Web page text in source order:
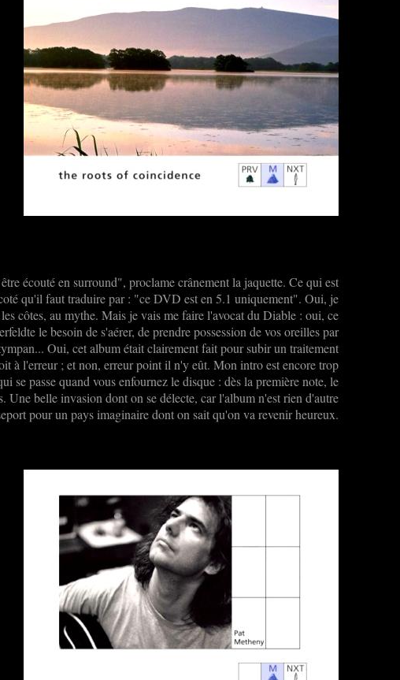
écouté en surround", proclame crânement la jaquette. Ce qui est
qu'il faut traduire par : "ce DVD est en 5.1 uniquement". Oui, je
côtes, au mythe. Mais je vais me faire l'avocat du Diable : oui, ce
le besoin de s'aérer, de prendre possession de vos oreilles par
Oui, cet album était clairement fait pour subir un traitement
à l'erreur ; et non, erreur point il n'y eût. Mon intro est encore trop
se passe quand vous enfournez le disque : dès la première note, le
Une belle invasion dont on se délecte, car l'album n'est rien d'autre
pour un pays imaginaire dont on sait qu'on va revenir heureux.